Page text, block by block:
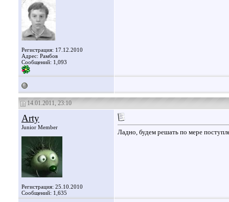
Регистрация: 17.12.2010
Адрес: Рамбов
Сообщений: 1,093
14.01.2011, 23:10
Arty
Junior Member
Регистрация: 25.10.2010
Сообщений: 1,635
Ладно, будем решать по мере